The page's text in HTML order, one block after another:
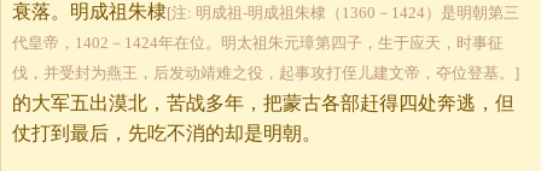
衰落。明成祖朱棣[注: 明成祖-明成祖朱棣（1360－1424）是明朝第三
代皇帝，1402－1424年在位。明太祖朱元璋第四子，生于应天，时事征
伐，并受封为燕王，后发动靖难之役，起事攻打侄儿建文帝，夺位登基。]
的大军五出漠北，苦战多年，把蒙古各部赶得四处奔逃，但
仗打到最后，先吃不消的却是明朝。